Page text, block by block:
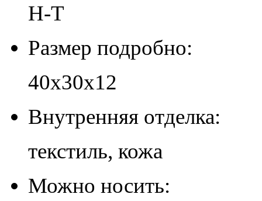
H-T
Размер подробно:
40х30х12
Внутренняя отделка:
текстиль, кожа
Можно носить: